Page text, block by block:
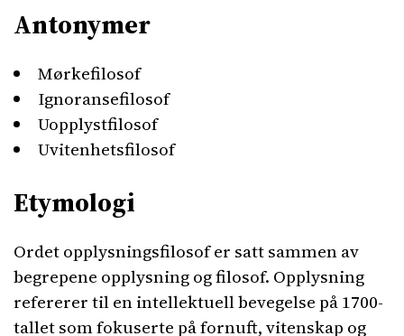
Antonymer
Mørkefilosof
Ignoransefilosof
Uopplystfilosof
Uvitenhetsfilosof
Etymologi
Ordet opplysningsfilosof er satt sammen av
begrepene opplysning og filosof. Opplysning
refererer til en intellektuell bevegelse på 1700-
tallet som fokuserte på fornuft, vitenskap og